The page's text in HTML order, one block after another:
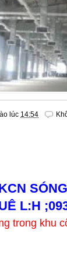
lúc 14:54
L:H
trong khu